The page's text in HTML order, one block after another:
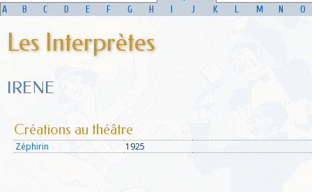
A
B C D E F G H I J K L M N O
Les Interprètes
IRENE
Créations au théâtre
Zéphirin 1925